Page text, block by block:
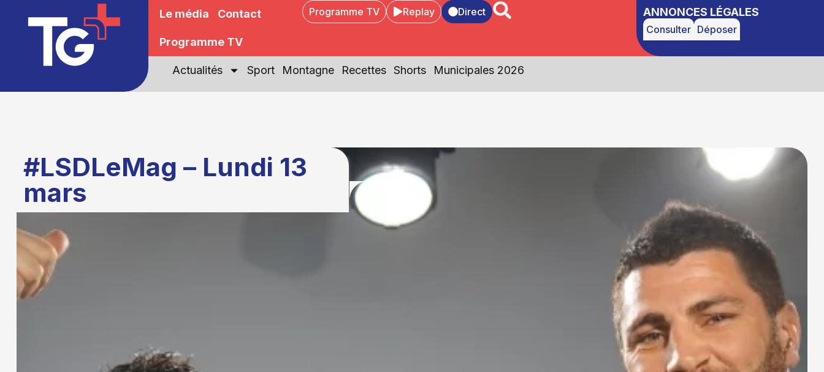
Le média Contact
Programme TV
Programme TV Replay Direct ANNONCES LÉGALES
Consulter Déposer
Actualités Sport Montagne Recettes Shorts Municipales 2026
#LSDLeMag – Lundi 13
mars